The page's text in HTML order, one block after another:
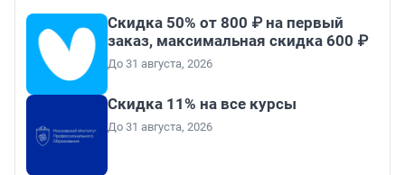
Скидка 50% от 800 ₽ на первый
заказ, максимальная скидка 600 ₽
До 31 августа, 2026
Скидка 11% на все курсы
До 31 августа, 2026